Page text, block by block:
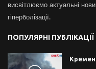
висвітлюємо актуальні
гіперболізації.
ПОПУЛЯРНІ ПУБЛІКАЦІЇ